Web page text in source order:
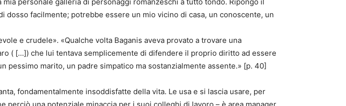
facilmente; potrebbe essere un mio vicino di casa, un conoscente, un
e crudele». «Qualche volta Baganis aveva provato a trovare una
( […]) che lui tentava semplicemente di difendere il proprio diritto ad essere
pessimo marito, un padre simpatico ma sostanzialmente assente.» [p. 40]
fondamentalmente insoddisfatte della vita. Le usa e si lascia usare, per